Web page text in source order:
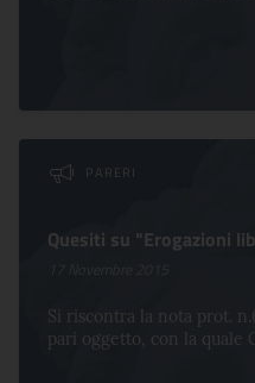
PARERI
Quesiti su "Erogazioni
Si riscontra la nota prot.
pari oggetto, con la quale